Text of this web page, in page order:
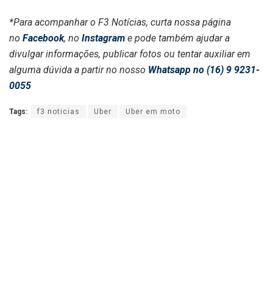
*Para acompanhar o F3 Notícias, curta nossa página
no Facebook, no Instagram e pode também ajudar a
divulgar informações, publicar fotos ou tentar auxiliar em
alguma dúvida a partir no nosso Whatsapp no (16) 9 9231-
0055
Tags: f3 noticias Uber Uber em moto